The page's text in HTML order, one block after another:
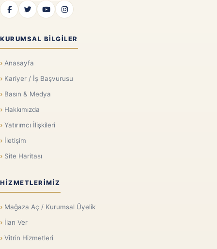
KURUMSAL BILGILER
Anasayfa
Kariyer / İş Başvurusu
Basın & Medya
Hakkımızda
Yatırımcı İlişkileri
İletişim
Site Haritası
HIZMETLERIMIZ
Mağaza Aç / Kurumsal Üyelik
İlan Ver
Vitrin Hizmetleri